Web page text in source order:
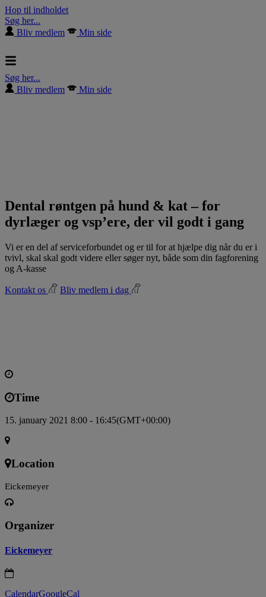
Hop til indholdet
Søg her...
Bliv medlem
Min side
Søg her...
Bliv medlem
Min side
Dental røntgen på hund & kat – for
dyrlæger og vsp’ere, der vil godt i gang
Vi er en del af serviceforbundet og er til for at hjælpe dig når du er i
tvivl, skal skal godt videre eller søger nyt, både som din fagforening
og A-kasse
Kontakt os Bliv medlem i dag
Time
15. january 2021 8:00 - 16:45(GMT+00:00)
Location
Eickemeyer
Organizer
Eickemeyer
CalendarGoogleCal